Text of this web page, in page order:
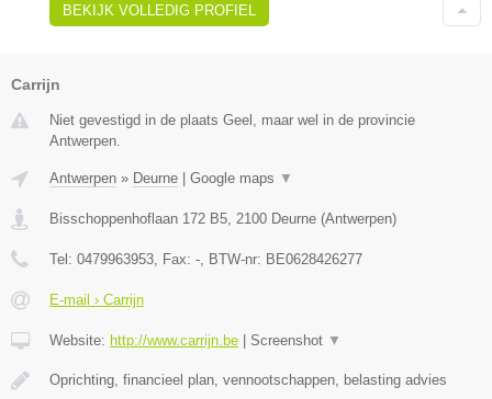
BEKIJK VOLLEDIG PROFIEL
Carrijn
Niet gevestigd in de plaats Geel, maar wel in de provincie
Antwerpen.
Antwerpen » Deurne Google maps ▼
Bisschoppenhoflaan 172 B5 2100 Deurne (Antwerpen)
Tel: 0479963953 , Fax: - , BTW-nr: BE0628426277
E-mail › Carrijn
Website: http://www.carrijn.be Screenshot ▼
Oprichting, financieel plan, vennootschappen, belasting advies